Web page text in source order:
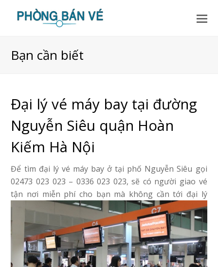
Bạn cần biết
Đại lý vé máy bay tại đường
Nguyễn Siêu quận Hoàn
Kiếm Hà Nội
Để tìm đại lý vé máy bay ở tại phố Nguyễn Siêu gọi
02473 023 023 – 0336 023 023, sẽ có người giao vé
tận nơi miễn phí cho bạn mà không cần tới đại lý